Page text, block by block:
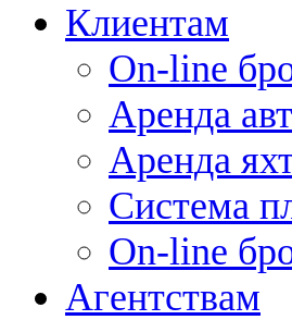
Клиентам
On-line
Аренда
Аренда
Система
On-line
Агентствам